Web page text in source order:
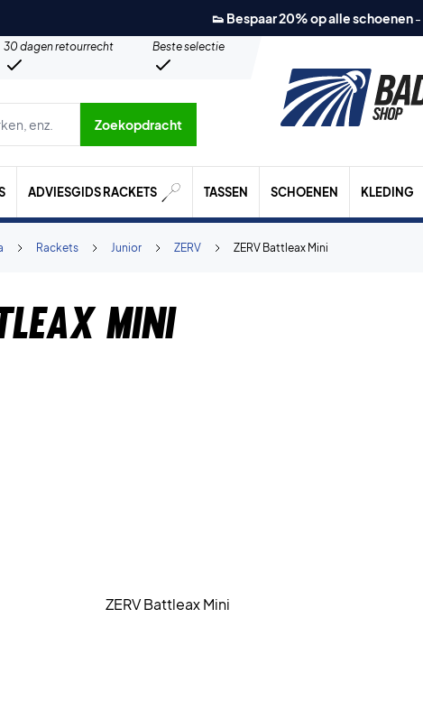
👟 Bespaar 20% op alle schoenen-
30 dagen retourrecht
Beste selectie
etc.
Zoekopdracht
ADVIESGIDS RACKETS TASSEN SCHOENEN KLEDING
ZERV Battleax Mini
ZERV
Junior
Rackets
Mini